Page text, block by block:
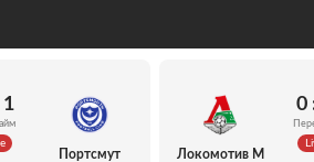
1
Портсмут Локомотив М
0